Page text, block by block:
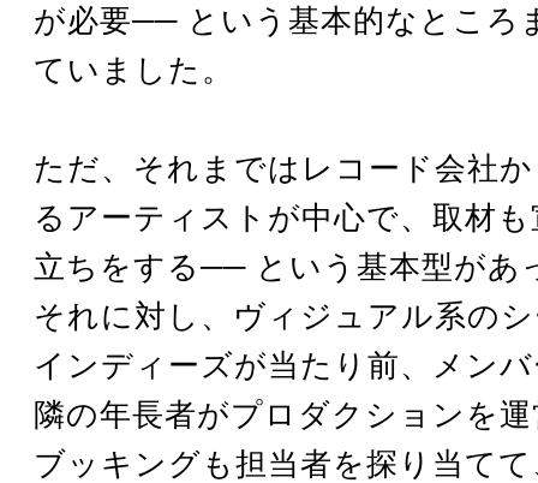
が必要── という基本的なところ
ていました。
ただ、それまではレコード会社
るアーティストが中心で、取材
立ちをする── という基本型があ
それに対し、ヴィジュアル系の
インディーズが当たり前、メン
隣の年長者がプロダクションを
ブッキングも担当者を探り当て